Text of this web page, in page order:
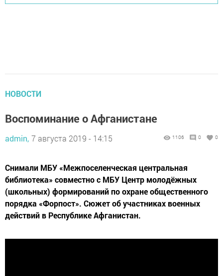
НОВОСТИ
Воспоминание о Афганистане
admin, 7 августа 2019 - 14:15 1106 0 0
Снимали МБУ «Межпоселенческая центральная
библиотека» совместно с МБУ Центр молодёжных
(школьных) формирований по охране общественного
порядка «Форпост». Сюжет об участниках военных
действий в Республике Афганистан.